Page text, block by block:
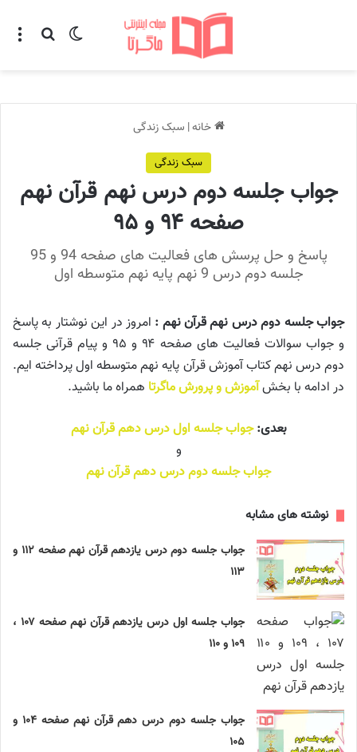
تغییر پوسته
خانه| سبک زندگی
سبک زندگی
جواب جلسه دوم درس نهم قرآن نهم
صفحه ۹۴ و ۹۵
پاسخ و حل پرسش های فعالیت های صفحه 94 و 95
جلسه دوم درس 9 نهم پایه نهم متوسطه اول
جواب جلسه دوم درس نهم قرآن نهم : امروز در این نوشتار به پاسخ
و جواب سوالات فعالیت های صفحه ۹۴ و ۹۵ و پیام قرآنی جلسه
دوم درس نهم کتاب آموزش قرآن پایه نهم متوسطه اول پرداخته ایم.
در ادامه با بخشآموزش و پرورش ماگرتا همراه ما باشید.
بعدی: جواب جلسه اول درس دهم قرآن نهم
و
جواب جلسه دوم درس دهم قرآن نهم
نوشته های مشابه
جواب جلسه دوم درس یازدهم قرآن نهم صفحه ‍۱۱۲ و
۱۱۳
جواب جلسه اول درس یازدهم قرآن نهم صفحه ‍۱۰۷ ،
۱۰۹ و ۱۱۰
جواب جلسه دوم درس دهم قرآن نهم صفحه ‍۱۰۴ و
۱۰۵